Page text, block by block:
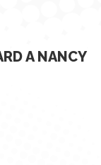
A NANCY